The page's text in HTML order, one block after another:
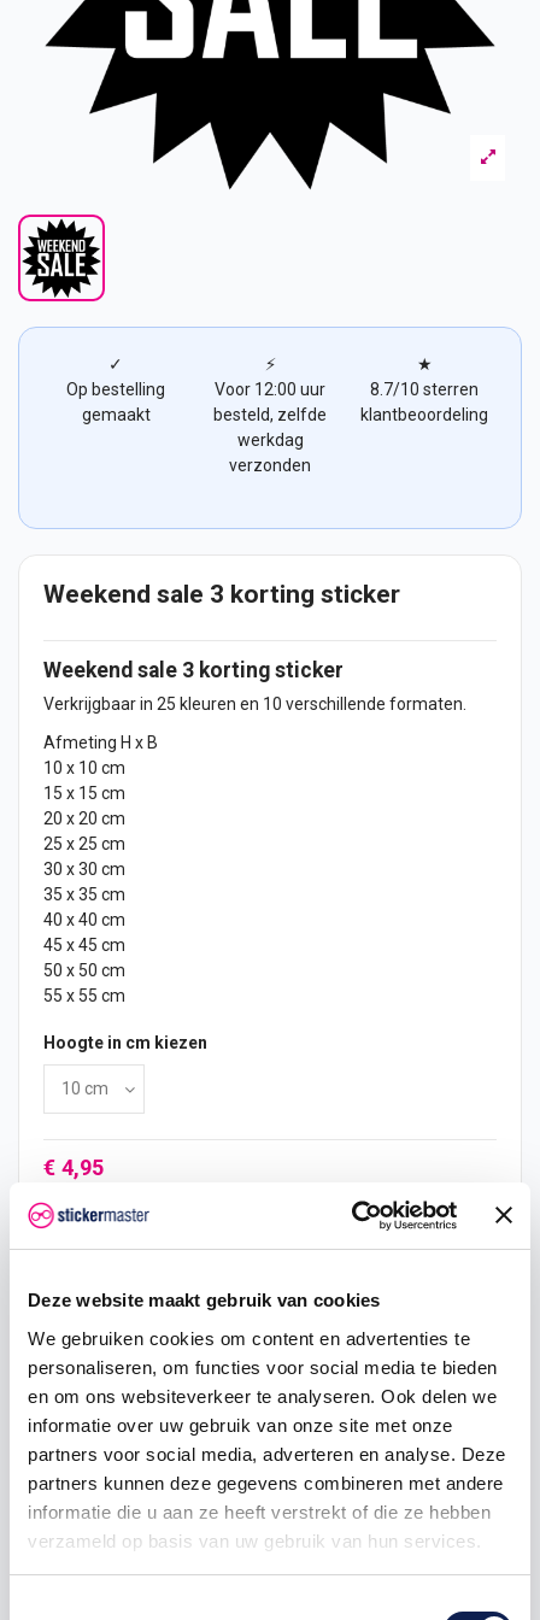
Deze website maakt gebruik van cookies
We gebruiken cookies om content en advertenties te
personaliseren, om functies voor social media te bieden
en om ons websiteverkeer te analyseren. Ook delen we
informatie over uw gebruik van onze site met onze
partners voor social media, adverteren en analyse. Deze
partners kunnen deze gegevens combineren met andere
informatie die u aan ze heeft verstrekt of die ze hebben
verzameld op basis van uw gebruik van hun services.
✓
Op bestelling
gemaakt
⚡
Voor 12:00 uur
besteld, zelfde
werkdag
verzonden
★
8.7/10 sterren
klantbeoordeling
Weekend sale 3 korting sticker
Weekend sale 3 korting sticker
Verkrijgbaar in 25 kleuren en 10 verschillende formaten.
Afmeting H x B
10 x 10 cm
15 x 15 cm
20 x 20 cm
25 x 25 cm
30 x 30 cm
35 x 35 cm
40 x 40 cm
45 x 45 cm
50 x 50 cm
55 x 55 cm
Hoogte in cm kiezen
€ 4,95
In mijn winkelwagen
Hoeveelheid Eenheid prijs Je bespaart
2 € 4,70 € 0,50
5 € 4,58 € 1,86
25 € 4,21 € 18,56